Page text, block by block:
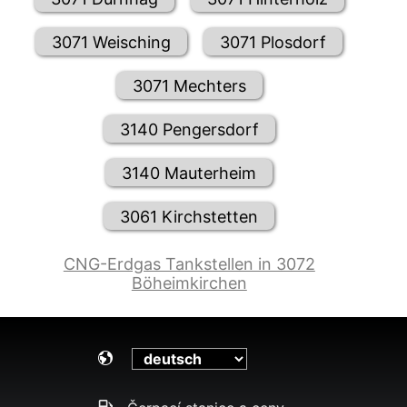
3071 Weisching 3071 Plosdorf
3071 Mechters
3140 Pengersdorf
3140 Mauterheim
3061 Kirchstetten
CNG-Erdgas Tankstellen in 3072
Böheimkirchen